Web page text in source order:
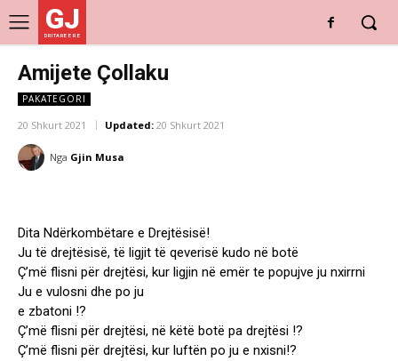
GJ
DRITARE E RE
Amijete Çollaku
PAKATEGORI
20 Shkurt 2021 Updated: 20 Shkurt 2021
Nga Gjin Musa
Dita Ndërkombëtare e Drejtësisë!
Ju të drejtësisë, të ligjit të qeverisë kudo në botë
Ç’më flisni për drejtësi, kur ligjin në emër te popujve ju nxirrni
Ju e vulosni dhe po ju
e zbatoni !?
Ç’më flisni për drejtësi, në këtë botë pa drejtësi !?
Ç’më flisni për drejtësi, kur luftën po ju e nxisni!?